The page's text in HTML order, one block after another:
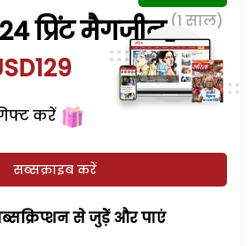
प्रिंट मैगजीन (1 साल)
करें
सब्सक्राइब करें
से जुड़ेें और पाएं